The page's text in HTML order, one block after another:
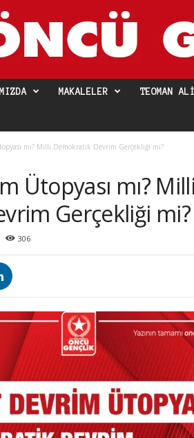
MAKALELER TEOMAN
mı? Milli Demokratik Devrim Gerçekliği mi?
Ütopyası mı? Milli
Gerçekliği mi?
306